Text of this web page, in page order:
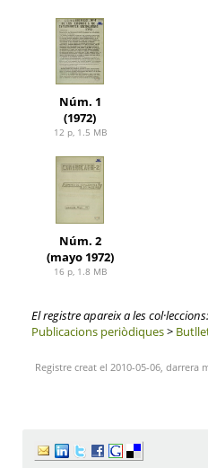
Núm. 1
(1972)
12 p, 1.5 MB
Núm. 2
(mayo 1972)
16 p, 1.8 MB
El registre apareix a les col·leccions:
Publicacions periòdiques>
Registre creat el 2010-05-06, darrera